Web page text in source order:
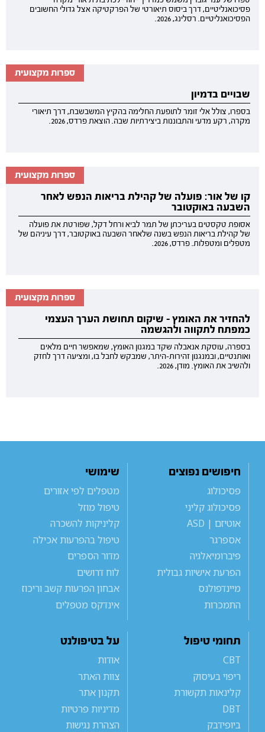
פסיכואנליטיים, דרך ביסוס תיאורטי של הפרקטיקה אצל גדולי החשובים
הפסיכואנליטיים. רסלינג, 2026.
ספרות מקצועית
שבויים בדמיון
בספרו, צולל אלי זומר לתופעת החלימה בהקיץ המשבשבת, דרך תיאורי
מקרה, רקע מדעי והתבוננות ביצירתיות שבה. הוצאת פרדס, 2026.
ספרות מקצועית
קו של אור: פועלה של קהילת בריאות הנפש לאחר
השבעה באוקטובר
אסופת טקסטים בעריכתן של תמר לביא ורחל דקל, שפורטת את פועלה
של קהילת בריאות הנפש בשנה שלאחר השבעה באוקטובר, דרך עיניהם של
מטפלים ומטפלות. פרדס, 2026.
ספרות מקצועית
להחזיר את האומץ - שיקום תחושת הערך העצמי
כמפתח לתקווה ולהגשמה
בספרה, עוסקת אנאבלה שקד במגנון האומץ, שמאפשר חיים מלאים
ואותנטיים, ובמנגנון זהירות-היתר, שמבקש לחבל בו, ומציעה דרך לחזק
ולהשיב את האומץ. מודן, 2026.
חיפושים נפוצים
פסיכולוג
פסיכולוג קליני
אוטיזם | ASD
אספרגר
פיברומיאלגיה
הפרעת אישיות גבולית
מיינדפולנס
התמכרות
שימושי
מטפלים לפי אזורים
טיפול מוזל
קליניקות להשכרה
טיפול בהפרעות אכילה
מדור הספרים
לוח דרושים
אבחון הפרעות קשב וריכוז
אינדקס מטפלים
תחומי טיפול
CBT
ריפוי בעיסוק
קלינאות תקשורת
DBT
ביופידבק
על בטיפולנט
אודות
צוות האתר
תקנון אתר
מדיניות פרטיות
הצהרת נגישות